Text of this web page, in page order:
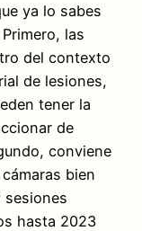
ya lo sabes
las
del contexto
de lesiones,
tener la
de
conviene
bien
sesiones
hasta 2023